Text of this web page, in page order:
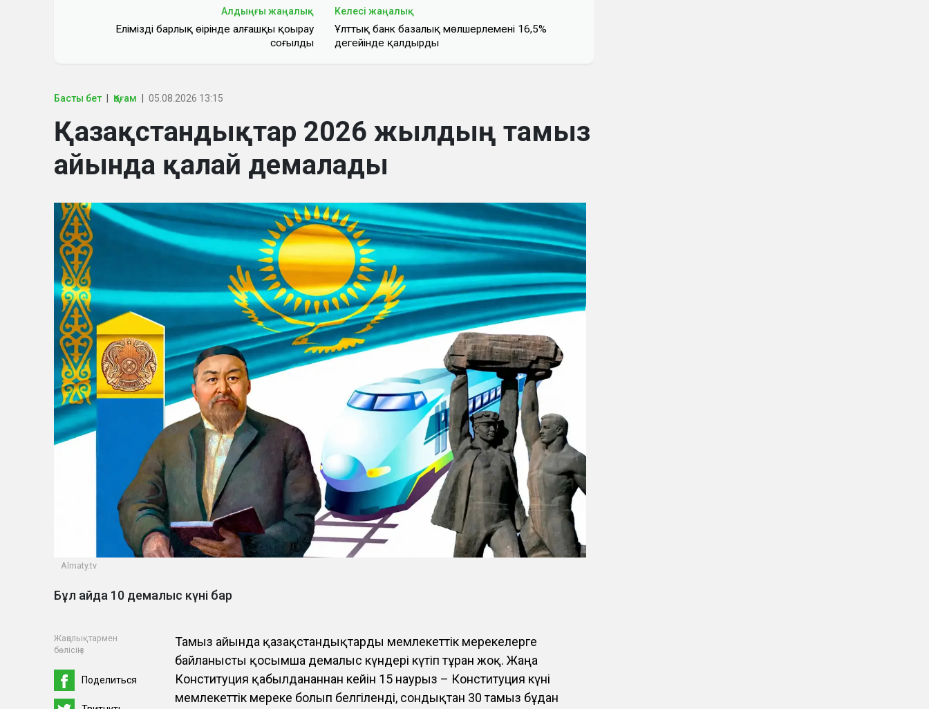
Алдыңғы жаңалық
Еліміздің барлық өңірінде алғашқы қоңырау
соғылды
Келесі жаңалық
Ұлттық банк базалық мөлшерлемені 16,5%
деңгейінде қалдырды
Басты бет Қоғам 05.08.2026 13:15
Қазақстандықтар 2026 жылдың тамыз
айында қалай демалады
Almaty.tv
Бұл айда 10 демалыс күні бар
Жаңалықтармен
бөлісіңіз
Поделиться
Тамыз айында қазақстандықтарды мемлекеттік мерекелерге
байланысты қосымша демалыс күндері күтіп тұрған жоқ. Жаңа
Конституция қабылданғаннан кейін 15 наурыз – Конституция күні
мемлекеттік мереке болып белгіленді, сондықтан 30 тамыз бұдан